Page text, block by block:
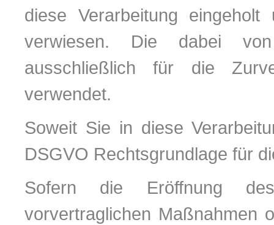
diese Verarbeitung
verwiesen. Die dabei
ausschließlich für die
verwendet.
Soweit Sie in diese
DSGVO Rechtsgrundlage für
Sofern die Eröffnung
vorvertraglichen Maßnahmen